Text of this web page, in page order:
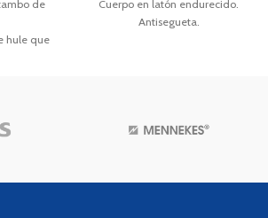
de
hule que
Cuerpo en latón endurecido.
Antisegueta.